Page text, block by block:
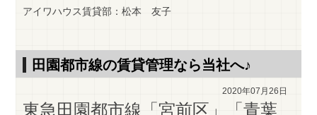
アイワハウス賃貸部：松本 友子
田園都市線の賃貸管理なら当社へ♪
2020年07月26日
東急田園都市線「 宮前区」「青葉